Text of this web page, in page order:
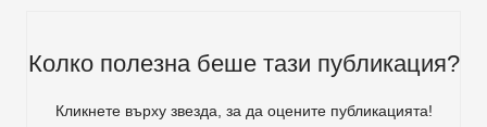
Колко полезна беше тази публикация?
Кликнете върху звезда, за да оцените публикацията!